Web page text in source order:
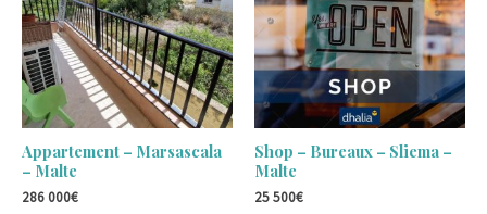
Appartement – Marsascala
– Malte
286 000€
Shop – Bureaux – Sliema –
Malte
25 500€